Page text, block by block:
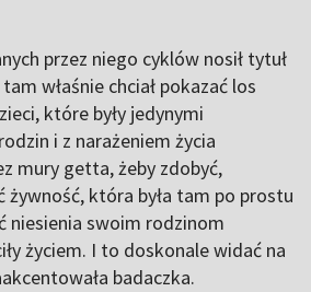
przez niego cyklów nosił tytuł
właśnie chciał pokazać los
które były jedynymi
i z narażeniem życia
mury getta, żeby zdobyć,
żywność, która była tam po prostu
niesienia swoim rodzinom
życiem. I to doskonale widać na
badaczka.